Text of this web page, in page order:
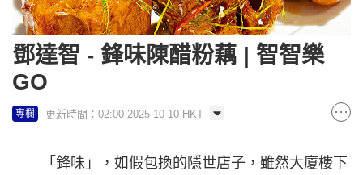
鄧達智 - 鋒味陳醋粉藕 | 智智樂
GO
專欄 更新時間：02:00 2025-10-10 HKT
「鋒味」，如假包換的隱世店子，雖然大廈樓下